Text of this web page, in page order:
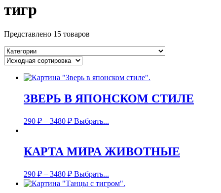
тигр
Представлено 15 товаров
ЗВЕРЬ В ЯПОНСКОМ СТИЛЕ
290 ₽ – 3480 ₽ Выбрать...
КАРТА МИРА ЖИВОТНЫЕ
290 ₽ – 3480 ₽ Выбрать...